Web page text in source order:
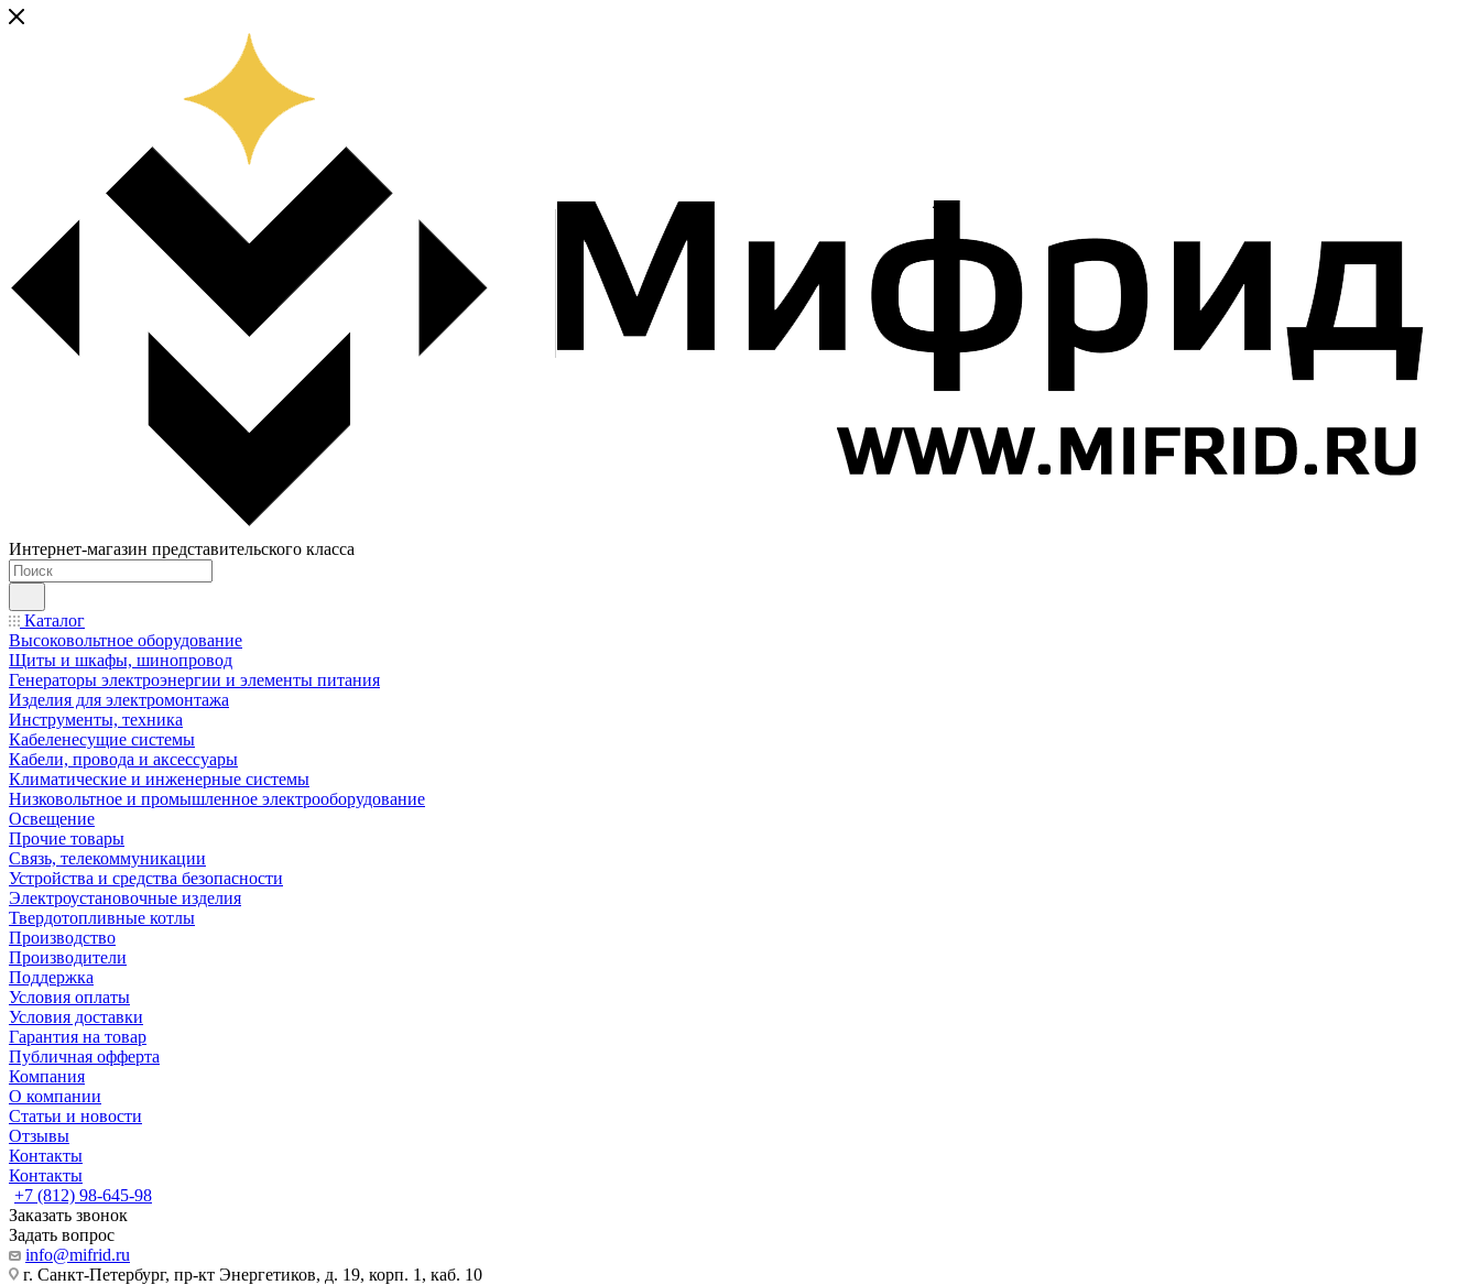
Интернет-магазин представительского класса
Каталог
Высоковольтное оборудование
Щиты и шкафы, шинопровод
Генераторы электроэнергии и элементы питания
Изделия для электромонтажа
Инструменты, техника
Кабеленесущие системы
Кабели, провода и аксессуары
Климатические и инженерные системы
Низковольтное и промышленное электрооборудование
Освещение
Прочие товары
Связь, телекоммуникации
Устройства и средства безопасности
Электроустановочные изделия
Твердотопливные котлы
Производство
Производители
Поддержка
Условия оплаты
Условия доставки
Гарантия на товар
Публичная офферта
Компания
О компании
Статьи и новости
Отзывы
Контакты
Контакты
+7 (812) 98-645-98
Заказать звонок
Задать вопрос
info@mifrid.ru
г. Санкт-Петербург, пр-кт Энергетиков, д. 19, корп. 1, каб. 10